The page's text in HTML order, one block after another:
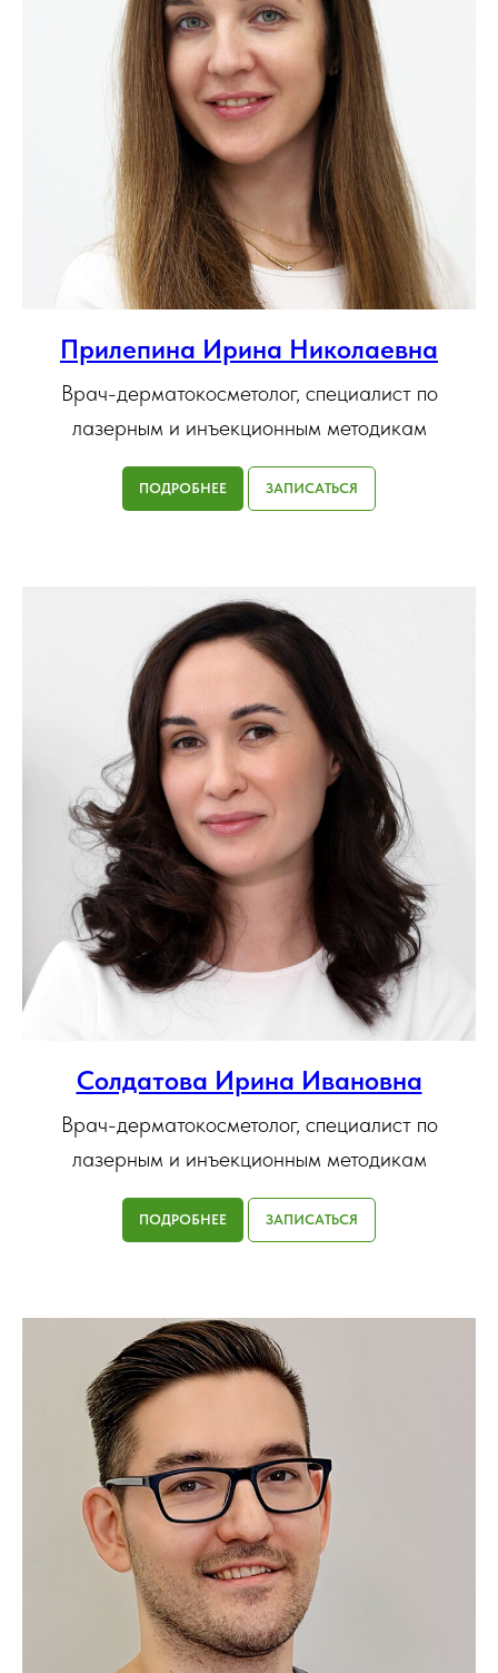
Прилепина Ирина Николаевна
Врач-дерматокосметолог, специалист по
лазерным и инъекционным методикам
ПОДРОБНЕЕ ЗАПИСАТЬСЯ
Солдатова Ирина Ивановна
Врач-дерматокосметолог, специалист по
лазерным и инъекционным методикам
ПОДРОБНЕЕ ЗАПИСАТЬСЯ